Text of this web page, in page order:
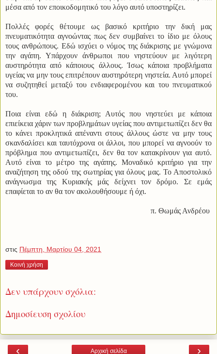
μέσα από τον εποικοδομητικό του λόγο αυτό υποστηρίζει.
Πολλές φορές θέτουμε ως βασικό κριτήριο την δική μας
πνευματικότητα αγνοώντας πως δεν συμβαίνει το ίδιο με όλους
τους ανθρώπους. Εδώ ισχύει ο νόμος της διάκρισης με γνώμονα
την αγάπη. Υπάρχουν άνθρωποι που νηστεύουν με λιγότερη
αυστηρότητα από κάποιους άλλους. Ίσως κάποια προβλήματα
υγείας να μην τους επιτρέπουν αυστηρότερη νηστεία. Αυτό μπορεί
να συζητηθεί μεταξύ του ενδιαφερομένου και του πνευματικού
του.
Ποια είναι εδώ η διάκριση; Αυτός που νηστεύει με κάποια
επιείκεια χάριν των προβλημάτων υγείας που αντιμετωπίζει δεν θα
το κάνει προκλητικά απέναντι στους άλλους ώστε να μην τους
σκανδαλίσει και ταυτόχρονα οι άλλοι, που μπορεί να αγνοούν το
πρόβλημα που αντιμετωπίζει, δεν θα τον κατακρίνουν για αυτό.
Αυτό είναι το μέτρο της αγάπης. Μοναδικό κριτήριο για την
αναζήτηση της οδού της σωτηρίας για όλους μας. Το Αποστολικό
ανάγνωσμα της Κυριακής μάς δείχνει τον δρόμο. Σε εμάς
επαφίεται το αν θα τον ακολουθήσουμε ή όχι.
π. Θωμάς Ανδρέου
στις Πέμπτη, Μαρτίου 04, 2021
Κοινή χρήση
Δεν υπάρχουν σχόλια:
Δημοσίευση σχολίου
‹ ›
Αρχική σελίδα